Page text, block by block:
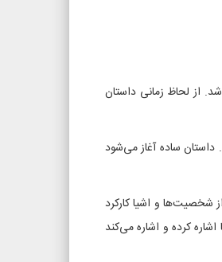
از رمان‌های معروف ایرانی است که برای اولین بار در سال ۱۳۴۸ منتتشر شد. از لحاظ زمانی داستان
ساده آغاز می‌شود
شخصیت‌ها و اشیا کارکرد
کرده و اشاره می‌کند